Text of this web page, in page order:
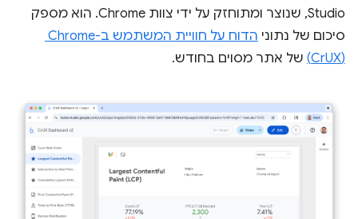
Studio, שנוצר ומתוחזק על ידי צוות Chrome. הוא מספק
סיכום של נתוני
(CrUX)
של אתר מסוים בחודש.